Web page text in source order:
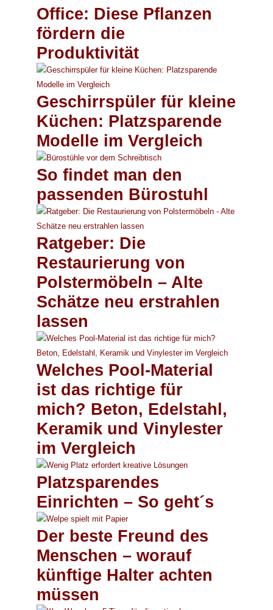
Office: Diese Pflanzen
fördern die
Produktivität
Geschirrspüler für kleine
Küchen: Platzsparende
Modelle im Vergleich
So findet man den
passenden Bürostuhl
Ratgeber: Die
Restaurierung von
Polstermöbeln – Alte
Schätze neu erstrahlen
lassen
Welches Pool-Material
ist das richtige für
mich? Beton, Edelstahl,
Keramik und Vinylester
im Vergleich
Platzsparendes
Einrichten – So geht´s
Der beste Freund des
Menschen – worauf
künftige Halter achten
müssen